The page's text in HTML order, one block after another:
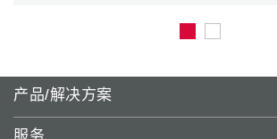
产品/解决方案